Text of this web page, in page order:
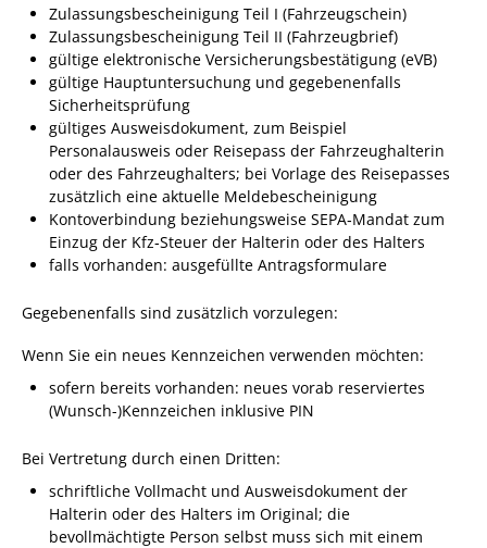
Projekt Summendes
Gemmrigheim
Lesepaten gesucht!
Gemmrigheimer
Lesewochen
Paten für Baum- und
Pflanzbeete
Aktion „PFLÜCK MICH!“
Boulebahn
Willkommensbesuche
Kinderkleidermarkt
Gemmrigheimer
Dorfflohmarkt
Zulassungsbescheinigung Teil I (Fahrzeugschein)
Zulassungsbescheinigung Teil II (Fahrzeugbrief)
gültige elektronische Versicherungsbestätigung (eVB)
gültige Hauptuntersuchung und gegebenenfalls
Sicherheitsprüfung
gültiges Ausweisdokument, zum Beispiel
Personalausweis oder Reisepass der Fahrzeughalterin
oder des Fahrzeughalters; bei Vorlage des Reisepasses
zusätzlich eine aktuelle Meldebescheinigung
Kontoverbindung beziehungsweise SEPA‐Mandat zum
Einzug der Kfz‐Steuer der Halterin oder des Halters
falls vorhanden: ausgefüllte Antragsformulare
Gegebenenfalls sind zusätzlich vorzulegen:
Wenn Sie ein neues Kennzeichen verwenden möchten:
sofern bereits vorhanden: neues vorab reserviertes
(Wunsch-)Kennzeichen inklusive PIN
Bei Vertretung durch einen Dritten:
schriftliche Vollmacht und Ausweisdokument der
Halterin oder des Halters im Original; die
bevollmächtigte Person selbst muss sich mit einem